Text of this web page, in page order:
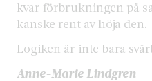
kvar förbrukningen på
kanske rent av höja den.
Logiken är inte bara
Anne-Marie Lindgren